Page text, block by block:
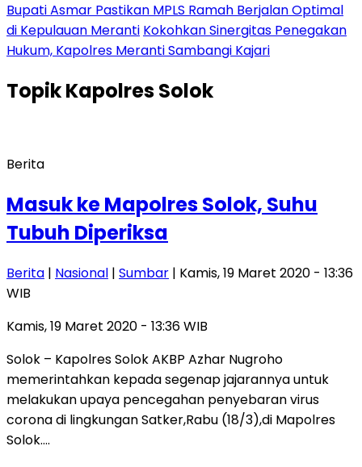
Bupati Asmar Pastikan MPLS Ramah Berjalan Optimal
di Kepulauan Meranti Kokohkan Sinergitas Penegakan
Hukum, Kapolres Meranti Sambangi Kajari
TopikKapolres Solok
Berita
Masuk ke Mapolres Solok, Suhu
Tubuh Diperiksa
Berita | Nasional | Sumbar | Kamis, 19 Maret 2020 - 13:36
WIB
Kamis, 19 Maret 2020 - 13:36 WIB
Solok – Kapolres Solok AKBP Azhar Nugroho
memerintahkan kepada segenap jajarannya untuk
melakukan upaya pencegahan penyebaran virus
corona di lingkungan Satker,Rabu (18/3),di Mapolres
Solok….